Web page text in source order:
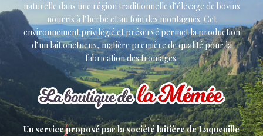
naturelle dans une région traditionnelle d’élevage de bovins
nourris à l’herbe et au foin des montagnes. Cet
environnement privilégié et préservé permet la production
d’un lait onctueux, matière première de qualité pour la
fabrication des fromages.
Un service proposé par la société laitière de Laqueuille